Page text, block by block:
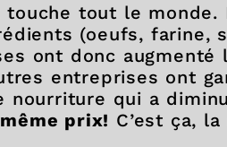
touche tout le
(oeufs, farine,
ont donc
entreprises ont
nourriture qui a
prix! C’est ça,